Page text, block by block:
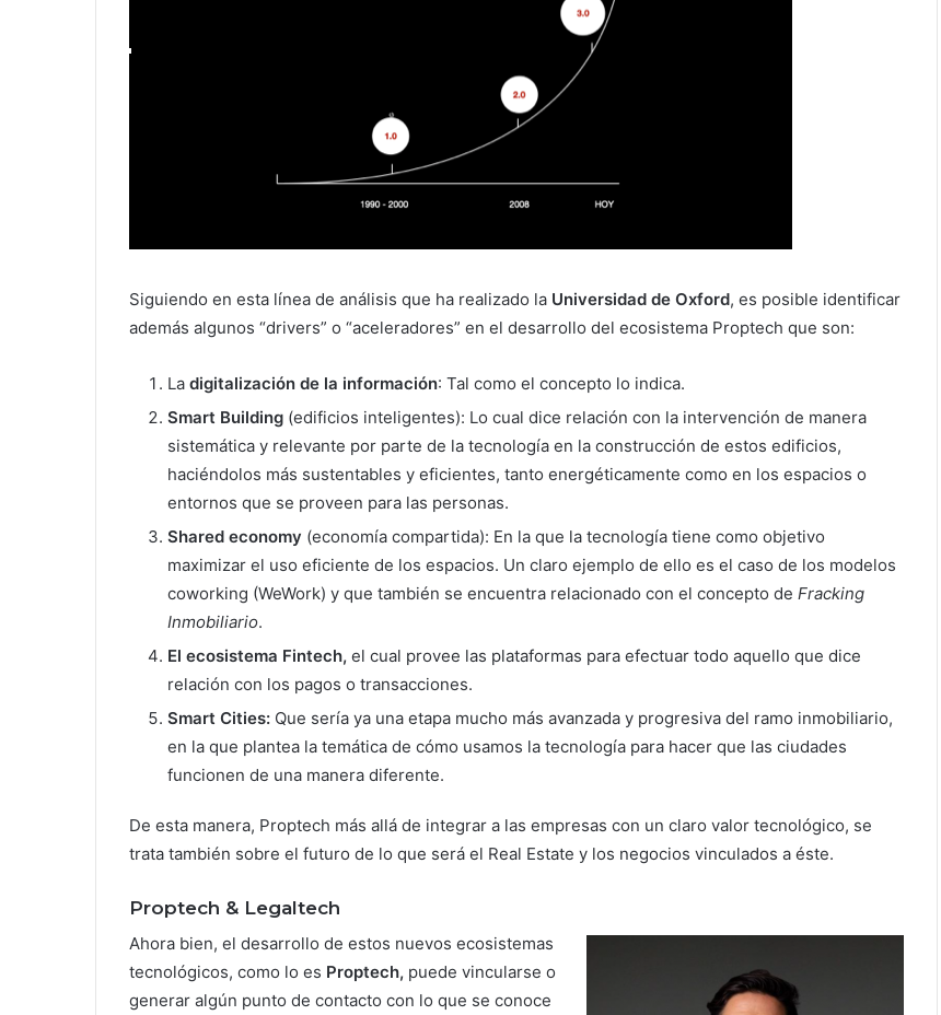
Siguiendo en esta línea de análisis que ha realizado la Universidad de Oxford, es posible identificar
además algunos “drivers” o “aceleradores” en el desarrollo del ecosistema Proptech que son:
La digitalización de la información: Tal como el concepto lo indica.
Smart Building (edificios inteligentes): Lo cual dice relación con la intervención de manera
sistemática y relevante por parte de la tecnología en la construcción de estos edificios,
haciéndolos más sustentables y eficientes, tanto energéticamente como en los espacios o
entornos que se proveen para las personas.
Shared economy (economía compartida): En la que la tecnología tiene como objetivo
maximizar el uso eficiente de los espacios. Un claro ejemplo de ello es el caso de los modelos
coworking (WeWork) y que también se encuentra relacionado con el concepto de Fracking
Inmobiliario.
El ecosistema Fintech, el cual provee las plataformas para efectuar todo aquello que dice
relación con los pagos o transacciones.
Smart Cities: Que sería ya una etapa mucho más avanzada y progresiva del ramo inmobiliario,
en la que plantea la temática de cómo usamos la tecnología para hacer que las ciudades
funcionen de una manera diferente.
De esta manera, Proptech más allá de integrar a las empresas con un claro valor tecnológico, se
trata también sobre el futuro de lo que será el Real Estate y los negocios vinculados a éste.
Proptech & Legaltech
Ahora bien, el desarrollo de estos nuevos ecosistemas
tecnológicos, como lo es Proptech, puede vincularse o
generar algún punto de contacto con lo que se conoce